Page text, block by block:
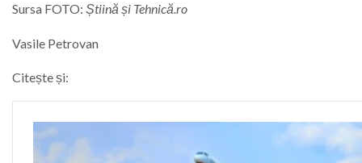
Sursa FOTO: Știină și Tehnică.ro
Vasile Petrovan
Citește și: